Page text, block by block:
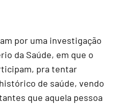
por uma investigação
da Saúde, em que o
pra tentar
de saúde, vendo
que aquela pessoa